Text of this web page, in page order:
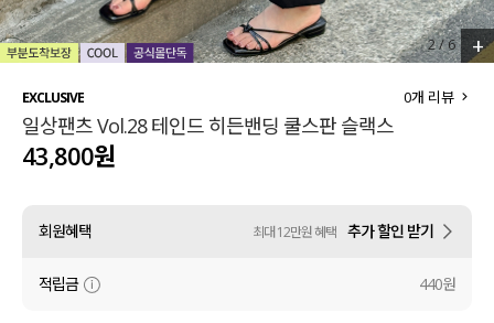
110사이즈
티셔츠
셔츠
원피스
스커트
언더웨어
3/6 +
EXCLUSIVE
일상팬츠 Vol.28 테인드 히든밴딩 쿨스판 슬랙스
0개 리뷰
43,800원
회원혜택 최대 12만원 혜택 추가 할인 받기
적립금 440원